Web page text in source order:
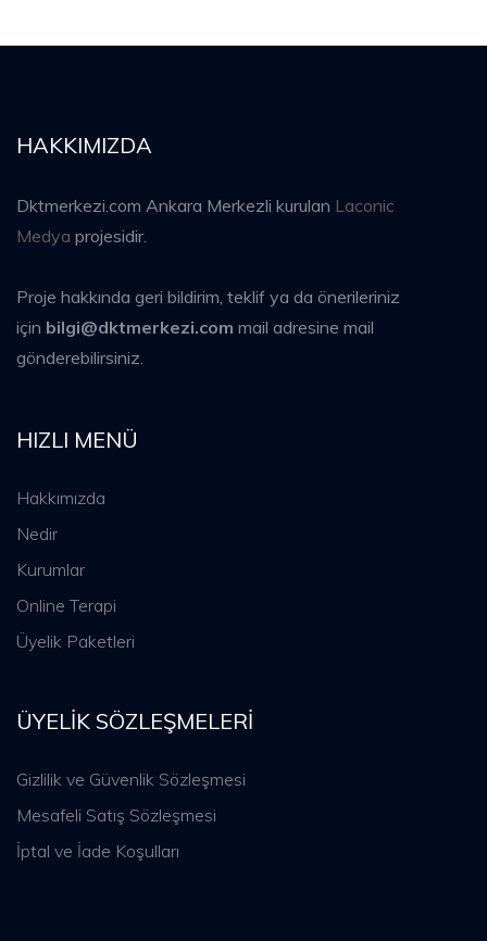
HAKKIMIZDA
Dktmerkezi.com Ankara Merkezli kurulan Laconic
Medya projesidir.
Proje hakkında geri bildirim, teklif ya da önerileriniz
için bilgi@dktmerkezi.com mail adresine mail
gönderebilirsiniz.
HIZLI MENÜ
Hakkımızda
Nedir
Kurumlar
Online Terapi
Üyelik Paketleri
ÜYELIK SÖZLEŞMELERI
Gizlilik ve Güvenlik Sözleşmesi
Mesafeli Satış Sözleşmesi
İptal ve İade Koşulları